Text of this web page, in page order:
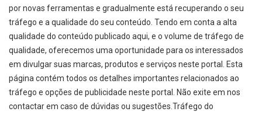
por novas ferramentas e gradualmente está recuperando o seu
tráfego e a qualidade do seu conteúdo. Tendo em conta a alta
qualidade do conteúdo publicado aqui, e o volume de tráfego de
qualidade, oferecemos uma oportunidade para os interessados
em divulgar suas marcas, produtos e serviços neste portal. Esta
página contém todos os detalhes importantes relacionados ao
tráfego e opções de publicidade neste portal. Não exite em nos
contactar em caso de dúvidas ou sugestões.Tráfego do